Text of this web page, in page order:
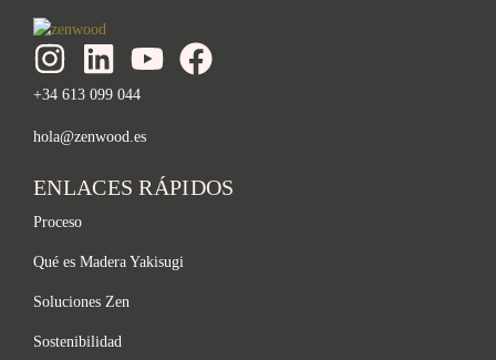
+34 613 099 044
hola@zenwood.es
ENLACES RÁPIDOS
Proceso
Qué es Madera Yakisugi
Soluciones Zen
Sostenibilidad